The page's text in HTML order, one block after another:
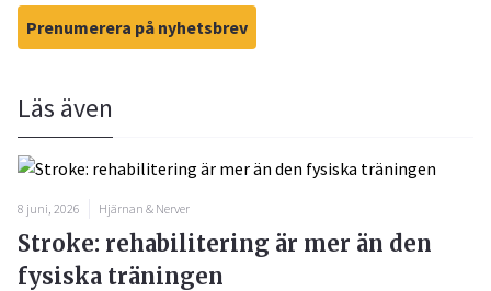
Prenumerera på nyhetsbrev
Läs även
8 juni, 2026 Hjärnan & Nerver
Stroke: rehabilitering är mer än den
fysiska träningen